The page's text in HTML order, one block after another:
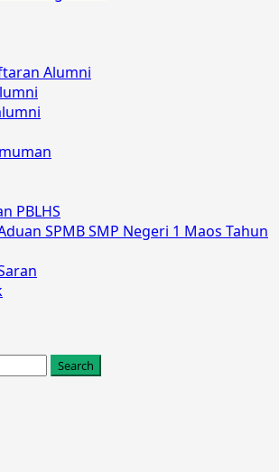
Alumni
PBLHS
SPMB SMP Negeri 1 Maos Tahun